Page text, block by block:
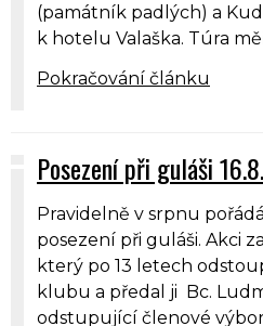
(památník padlých) a
k hotelu Valaška. Túra
Pokračování článku
Posezení při guláši
Pravidelně v srpnu
posezení při guláši. Akci
který po 13 letech
klubu a předal ji Bc.
odstupující členové